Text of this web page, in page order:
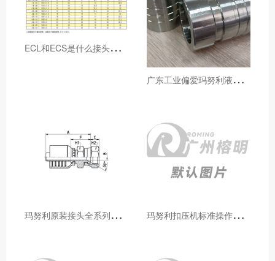
E
CL和ECS是什么接头，用于什么胶管或管件
广
东工业偏爱玛努利液压产品的五大原因（代理深度分析）
玛
努利原装接头全系列型号解析：广州客户选型必备指南 玛
努利扣压机标准操作流程：广州代理手把手教学（新手也能学会）